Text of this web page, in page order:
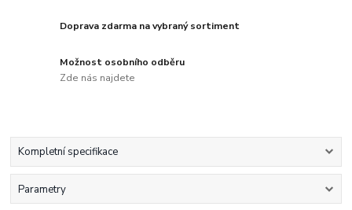
Doprava zdarma na vybraný sortiment
Možnost osobního odběru
Zde nás najdete
Kompletní specifikace
Parametry